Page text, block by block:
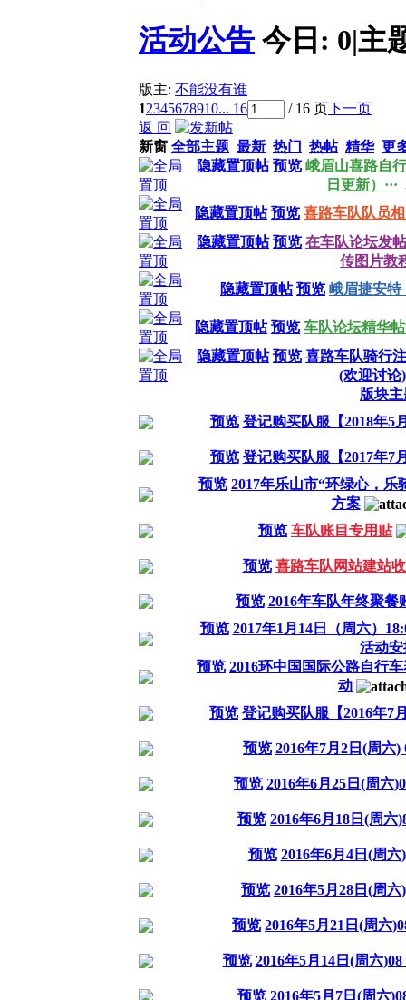
活动公告 今日: 0|主
版主: 不能没有谁
12345678910... 16 / 16 页下一页
返 回
新窗 全部主题 最新 热门 热帖 精华 更
隐藏置顶帖 预览 峨眉山喜路自
日更新）···
隐藏置顶帖 预览 喜路车队队员
隐藏置顶帖 预览 在车队论坛发
传图片教
隐藏置顶帖 预览 峨眉捷安特
隐藏置顶帖 预览 车队论坛精华
隐藏置顶帖 预览 喜路车队骑行
(欢迎讨论)
版块
预览 登记购买队服【2018年5
预览 登记购买队服【2017年7
预览 2017年乐山市“环绿心，乐
方案
预览 车队账目专用贴
预览 喜路车队网站建站
预览 2016年车队年终聚餐
预览 2017年1月14日（周六）
活动安
预览 2016环中国国际公路自行
动
预览 登记购买队服【2016年7
预览 2016年7月2日(周六
预览 2016年6月25日(周六
预览 2016年6月18日(周六
预览 2016年6月4日(周
预览 2016年5月28日(周
预览 2016年5月21日(周六
预览 2016年5月14日(周六
预览 2016年5月7日(周六